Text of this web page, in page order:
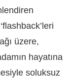
üzere,
hayatına
soluksuz